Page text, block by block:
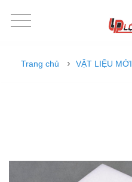
Trang chủ VẬT LIỆU MỚI